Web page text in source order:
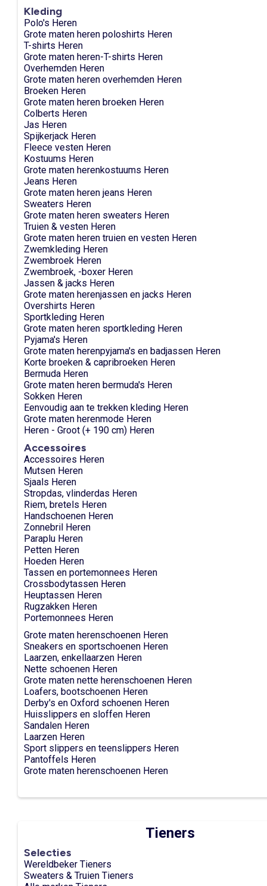
Kleding
Polo's Heren
Grote maten heren poloshirts Heren
T-shirts Heren
Grote maten heren-T-shirts Heren
Overhemden Heren
Grote maten heren overhemden Heren
Broeken Heren
Grote maten heren broeken Heren
Colberts Heren
Jas Heren
Spijkerjack Heren
Fleece vesten Heren
Kostuums Heren
Grote maten herenkostuums Heren
Jeans Heren
Grote maten heren jeans Heren
Sweaters Heren
Grote maten heren sweaters Heren
Truien & vesten Heren
Grote maten heren truien en vesten Heren
Zwemkleding Heren
Zwembroek Heren
Zwembroek, -boxer Heren
Jassen & jacks Heren
Grote maten herenjassen en jacks Heren
Overshirts Heren
Sportkleding Heren
Grote maten heren sportkleding Heren
Pyjama's Heren
Grote maten herenpyjama's en badjassen Heren
Korte broeken & capribroeken Heren
Bermuda Heren
Grote maten heren bermuda's Heren
Sokken Heren
Eenvoudig aan te trekken kleding Heren
Grote maten herenmode Heren
Heren - Groot (+ 190 cm) Heren
Accessoires
Accessoires Heren
Mutsen Heren
Sjaals Heren
Stropdas, vlinderdas Heren
Riem, bretels Heren
Handschoenen Heren
Zonnebril Heren
Paraplu Heren
Petten Heren
Hoeden Heren
Tassen en portemonnees Heren
Crossbodytassen Heren
Heuptassen Heren
Rugzakken Heren
Portemonnees Heren
Grote maten herenschoenen Heren
Sneakers en sportschoenen Heren
Laarzen, enkellaarzen Heren
Nette schoenen Heren
Grote maten nette herenschoenen Heren
Loafers, bootschoenen Heren
Derby's en Oxford schoenen Heren
Huisslippers en sloffen Heren
Sandalen Heren
Laarzen Heren
Sport slippers en teenslippers Heren
Pantoffels Heren
Grote maten herenschoenen Heren
Tieners
Selecties
Wereldbeker Tieners
Sweaters & Truien Tieners